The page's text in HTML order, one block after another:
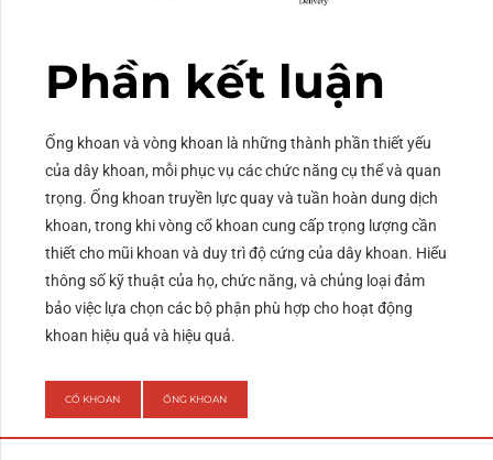
Phần kết luận
Ống khoan và vòng khoan là những thành phần thiết yếu
của dây khoan, mỗi phục vụ các chức năng cụ thể và quan
trọng. Ống khoan truyền lực quay và tuần hoàn dung dịch
khoan, trong khi vòng cổ khoan cung cấp trọng lượng cần
thiết cho mũi khoan và duy trì độ cứng của dây khoan. Hiểu
thông số kỹ thuật của họ, chức năng, và chủng loại đảm
bảo việc lựa chọn các bộ phận phù hợp cho hoạt động
khoan hiệu quả và hiệu quả.
CỔ KHOAN ỐNG KHOAN